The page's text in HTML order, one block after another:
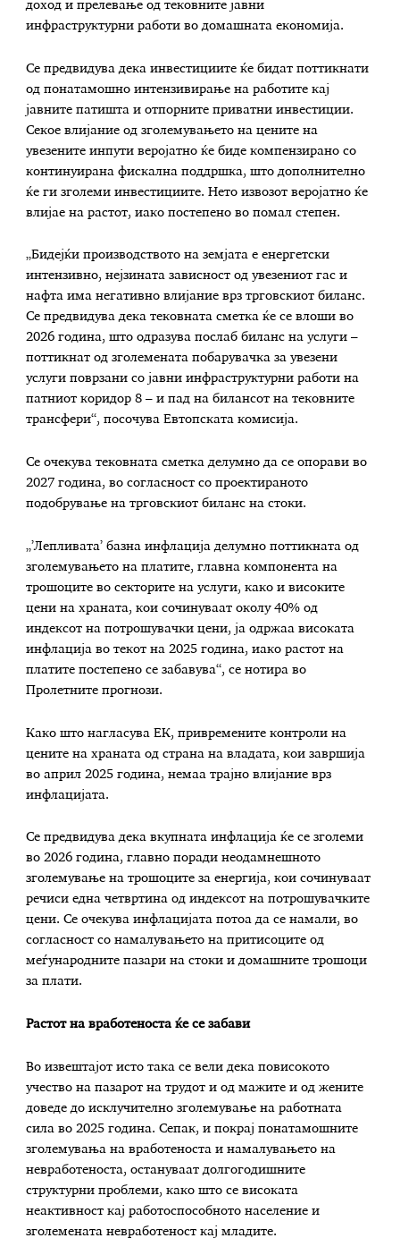
доход и прелевање од тековните јавни
инфраструктурни работи во домашната економија.
Се предвидува дека инвестициите ќе бидат поттикнати
од понатамошно интензивирање на работите кај
јавните патишта и отпорните приватни инвестиции.
Секое влијание од зголемувањето на цените на
увезените инпути веројатно ќе биде компензирано со
континуирана фискална поддршка, што дополнително
ќе ги зголеми инвестициите. Нето извозот веројатно ќе
влијае на растот, иако постепено во помал степен.
„Бидејќи производството на земјата е енергетски
интензивно, нејзината зависност од увезениот гас и
нафта има негативно влијание врз трговскиот биланс.
Се предвидува дека тековната сметка ќе се влоши во
2026 година, што одразува послаб биланс на услуги –
поттикнат од зголемената побарувачка за увезени
услуги поврзани со јавни инфраструктурни работи на
патниот коридор 8 – и пад на билансот на тековните
трансфери“, посочува Евтопската комисија.
Се очекува тековната сметка делумно да се опорави во
2027 година, во согласност со проектираното
подобрување на трговскиот биланс на стоки.
„’Лепливата’ базна инфлација делумно поттикната од
зголемувањето на платите, главна компонента на
трошоците во секторите на услуги, како и високите
цени на храната, кои сочинуваат околу 40% од
индексот на потрошувачки цени, ја одржаа високата
инфлација во текот на 2025 година, иако растот на
платите постепено се забавува“, се нотира во
Пролетните прогнози.
Како што нагласува ЕК, привремените контроли на
цените на храната од страна на владата, кои завршија
во април 2025 година, немаа трајно влијание врз
инфлацијата.
Се предвидува дека вкупната инфлација ќе се зголеми
во 2026 година, главно поради неодамнешното
зголемување на трошоците за енергија, кои сочинуваат
речиси една четвртина од индексот на потрошувачките
цени. Се очекува инфлацијата потоа да се намали, во
согласност со намалувањето на притисоците од
меѓународните пазари на стоки и домашните трошоци
за плати.
Растот на вработеноста ќе се забави
Во извештајот исто така се вели дека повисокото
учество на пазарот на трудот и од мажите и од жените
доведе до исклучително зголемување на работната
сила во 2025 година. Сепак, и покрај понатамошните
зголемувања на вработеноста и намалувањето на
невработеноста, остануваат долгогодишните
структурни проблеми, како што се високата
неактивност кај работоспособното население и
зголемената невработеност кај младите.